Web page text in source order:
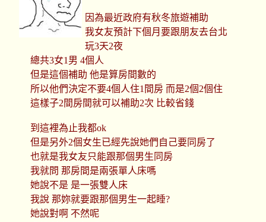
因為最近政府有秋冬旅遊補助
我女友預計下個月要跟朋友去台北
玩3天2夜
總共3女1男 4個人
但是這個補助 他是算房間數的
所以他們決定不要4個人住1間房 而是2個2個住
這樣子2間房間就可以補助2次 比較省錢
到這裡為止我都ok
但是另外2個女生已經先說她們自己要同房了
也就是我女友只能跟那個男生同房
我就問 那房間是兩張單人床嗎
她說不是 是一張雙人床
我說 那妳就要跟那個男生一起睡?
她說對啊 不然呢